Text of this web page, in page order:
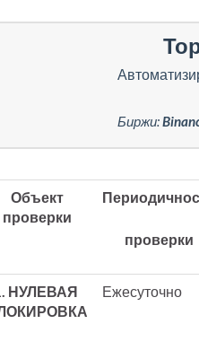
Биржи:
Объект
проверки
проверки
НУЛЕВАЯ
Ежесуточно